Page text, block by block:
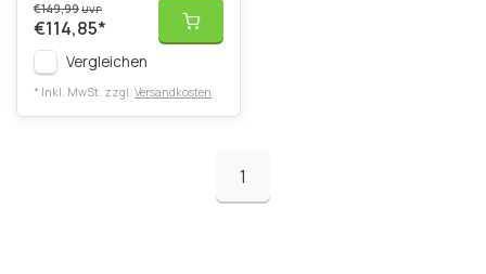
€149,99UVP
€114,85*
Vergleichen
* Inkl. MwSt. zzgl. Versandkosten
1